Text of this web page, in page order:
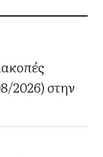
2026) στην